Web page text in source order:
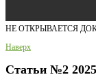
НЕ ОТКРЫВАЕТСЯ
Наверх
Статьи №2 2025